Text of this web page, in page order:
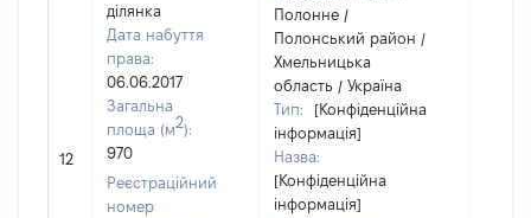
12
ділянка
Дата набуття
права:
06.06.2017
Загальна
площа (м2):
970
Реєстраційний
номер
Полонне /
Полонський район /
Хмельницька
область / Україна
Тип:
[Конфіденційна
інформація]
Назва:
[Конфіденційна
інформація]